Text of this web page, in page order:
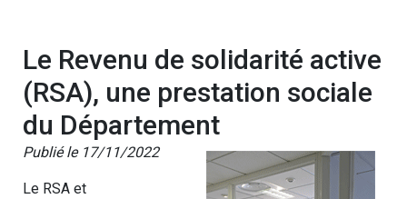
Le Revenu de solidarité active
(RSA), une prestation sociale
du Département
Publié le 17/11/2022
Le RSA et